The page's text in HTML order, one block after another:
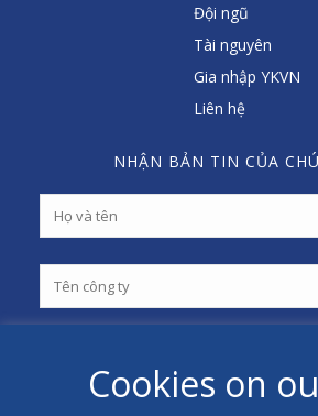
Đội ngũ
Tài nguyên
Gia nhập YKVN
Liên hệ
NHẬN BẢN TIN CỦA
Cookies on